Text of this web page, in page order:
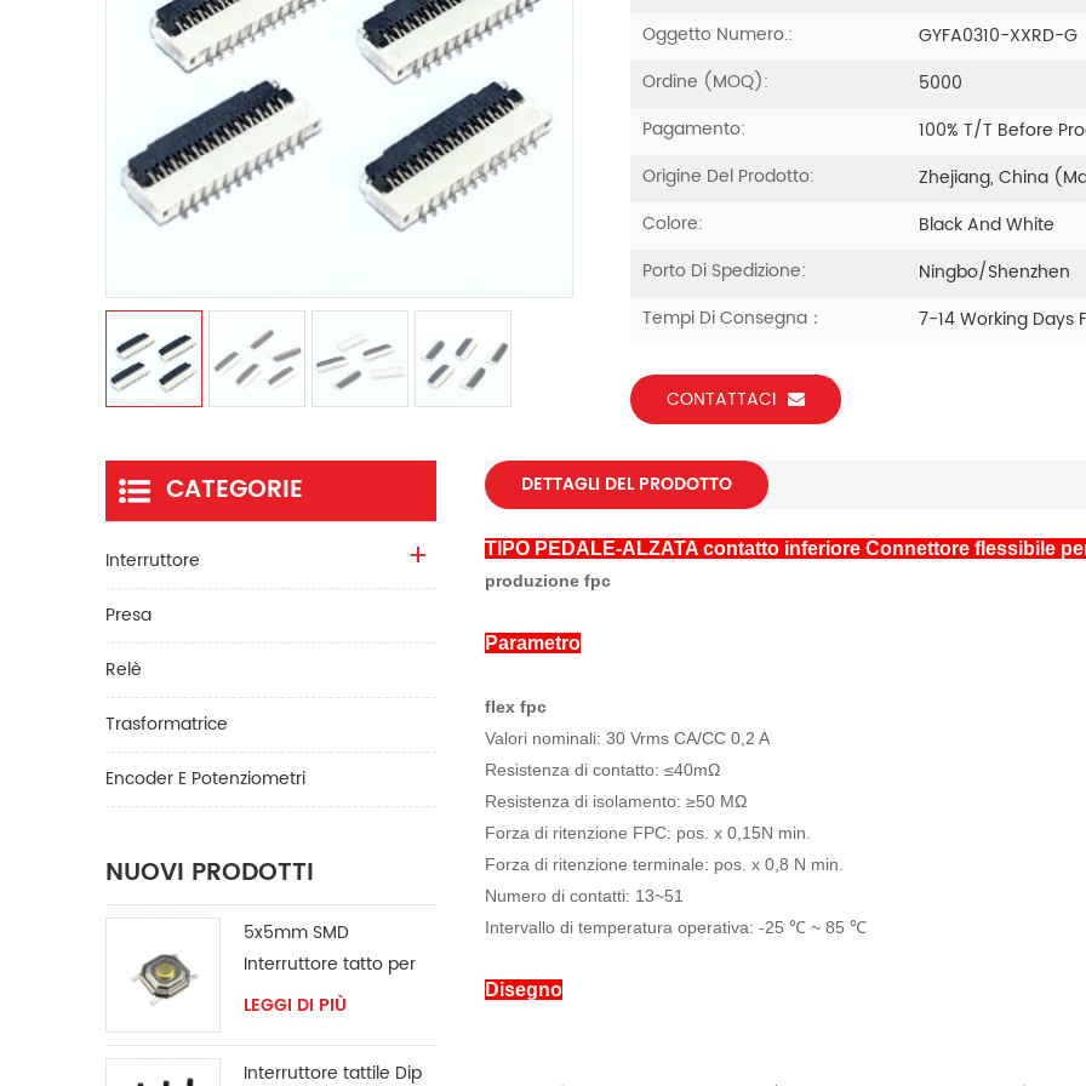
Oggetto Numero.:
GYFA0310-XXRD-G
Ordine (MOQ):
5000
Pagamento:
100% T/T Before
Origine Del Prodotto:
Zhejiang, China
Colore:
Black And White
Porto Di Spedizione:
Ningbo/Shenzhen
Tempi Di Consegna：
7-14 Working Days
CONTATTACI
DETTAGLI DEL PRODOTTO
TIPO PEDALE-ALZATA contatto inferiore Connettore flessibile
produzione fpc
Parametro
flex fpc
Valori nominali: 30 Vrms CA/CC 0,2 A
Resistenza di contatto: ≤40mΩ
Resistenza di isolamento: ≥50 MΩ
Forza di ritenzione FPC: pos. x 0,15N min.
Forza di ritenzione terminale: pos. x 0,8 N min.
Numero di contatti: 13~51
Intervallo di temperatura operativa: -25 ℃ ~ 85 ℃
Disegno
CATEGORIE
Interruttore
Presa
Relè
Trasformatrice
Encoder E Potenziometri
NUOVI PRODOTTI
5x5mm SMD
Interruttore tatto per
ventilatore
LEGGI DI PIÙ
Interruttore tattile Dip